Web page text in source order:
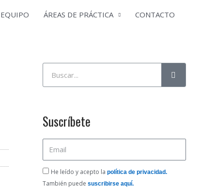
EQUIPO ÁREAS DE PRÁCTICA CONTACTO
Suscríbete
He
leído
He leído y acepto lapolítica de privacidad.
También puedesuscribirse aquí.